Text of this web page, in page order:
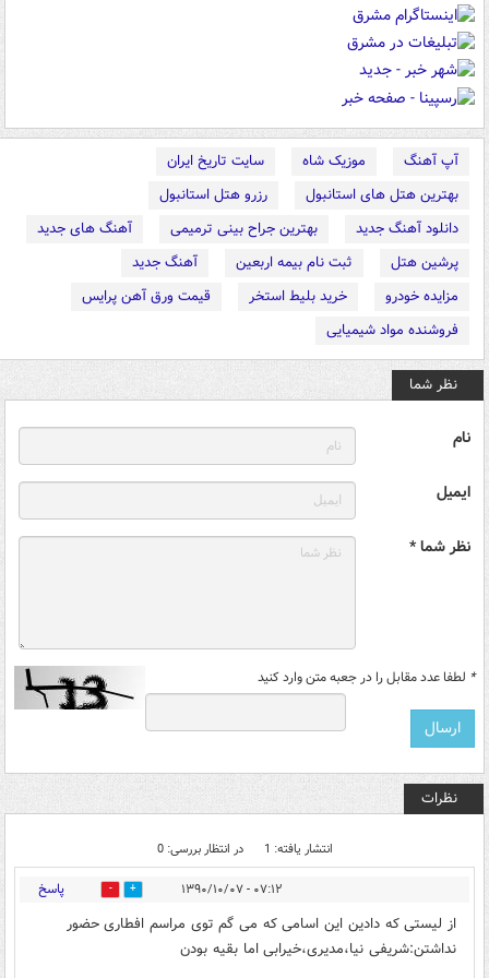
آپ آهنگ موزیک شاه
سایت تاریخ ایران
بهترین هتل های استانبول
رزرو هتل استانبول
دانلود آهنگ جدید
بهترین جراح بینی ترمیمی
آهنگ های جدید
پرشین هتل
ثبت نام بیمه اربعین
آهنگ جدید
مزایده خودرو
خرید بلیط استخر
قیمت ورق آهن پرایس
فروشنده مواد شیمیایی
نظر شما
نام
ایمیل
نظر شما *
* لطفا عدد مقابل را در جعبه متن وارد کنید
نظرات
انتشار یافته: 1 در انتظار بررسی: 0
۰۷:۱۲ - ۱۳۹۰/۱۰/۰۷ 0 پاسخ
از لیستی که دادین این اسامی که می گم توی مراسم افطاری حضور
نداشتن:شریفی نیا،مدیری،خیرابی اما بقیه بودن